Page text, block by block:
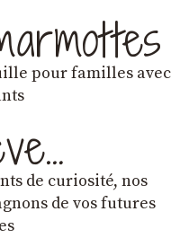
pour familles avec
de curiosité, nos
de vos futures